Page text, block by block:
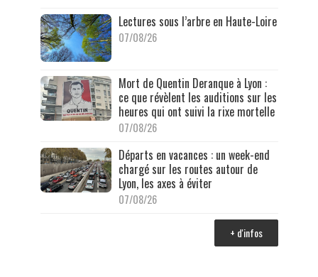
Lectures sous l’arbre en Haute-Loire
07/08/26
Mort de Quentin Deranque à Lyon :
ce que révèlent les auditions sur les
heures qui ont suivi la rixe mortelle
07/08/26
Départs en vacances : un week-end
chargé sur les routes autour de
Lyon, les axes à éviter
07/08/26
+ d'infos